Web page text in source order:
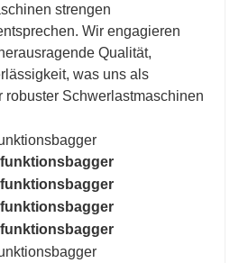
strengen
Wir engagieren
Qualität,
was uns als
robuster Schwerlastmaschinen